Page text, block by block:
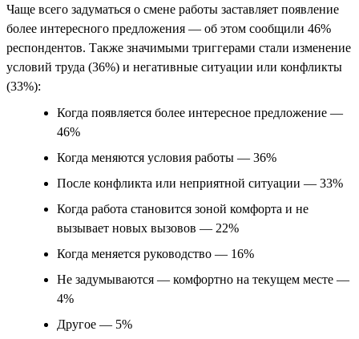
Чаще всего задуматься о смене работы заставляет появление
более интересного предложения — об этом сообщили 46%
респондентов. Также значимыми триггерами стали изменение
условий труда (36%) и негативные ситуации или конфликты
(33%):
Когда появляется более интересное предложение —
46%
Когда меняются условия работы — 36%
После конфликта или неприятной ситуации — 33%
Когда работа становится зоной комфорта и не
вызывает новых вызовов — 22%
Когда меняется руководство — 16%
Не задумываются — комфортно на текущем месте —
4%
Другое — 5%